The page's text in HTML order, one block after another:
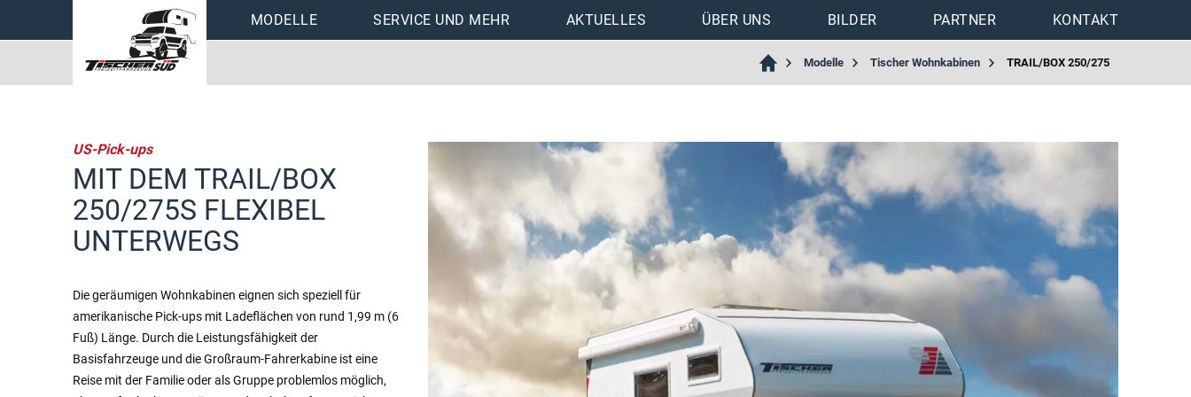
überspringen
MODELLE
Trail/Box 200
Trail/Box 230/230S
Trail/Box 240
Trail/Box 260/260S
Trail/Box 260R/260RS
Trail/Box 260SD
Trail/Box 250/275
Trail/Box 280/280S
Preislisten
SERVICE UND MEHR AKTUELLES ÜBER UNS BILDER PARTNER KONTAKT
Modelle Tischer Wohnkabinen TRAIL/BOX 250/275
US-Pick-ups
MIT DEM TRAIL/BOX
250/275S FLEXIBEL
UNTERWEGS
Die geräumigen Wohnkabinen eignen sich speziell für
amerikanische Pick-ups mit Ladeflächen von rund 1,99 m (6
Fuß) Länge. Durch die Leistungsfähigkeit der
Basisfahrzeuge und die Großraum-Fahrerkabine ist eine
Reise mit der Familie oder als Gruppe problemlos möglich,